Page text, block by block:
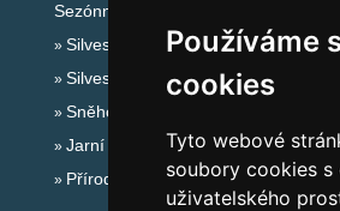
Používáme
cookies
Tyto webové
soubory cookies s
uživatelského
Sezónní odkazy:
Silvester Krkonoše
Silvestr na horách 2025/26
Sněhové zpravodajství
Jarní prázdniny 2027
Přírodní koupaliště